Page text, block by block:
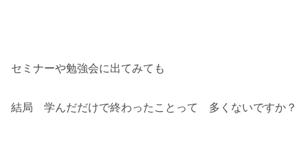
セミナーや勉強会に出てみても
結局 学んだだけで終わったことって 多くないですか？